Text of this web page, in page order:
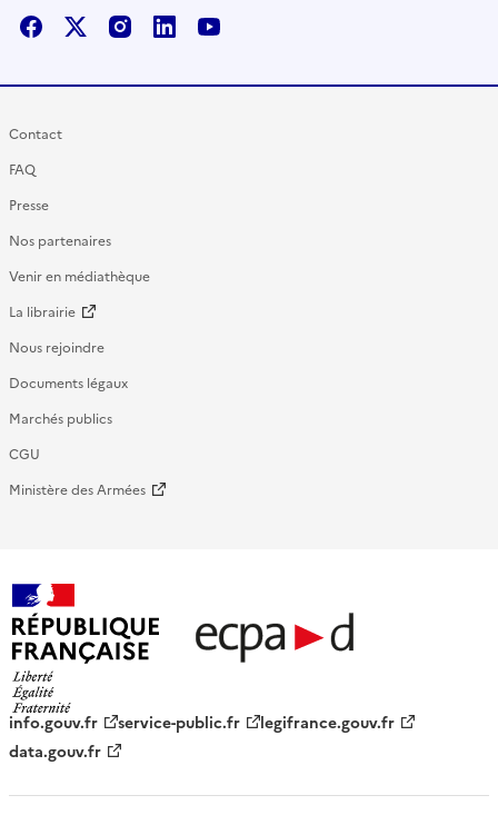
FacebookX / TwitterInstagram
LinkedInYoutube
Contact
FAQ
Presse
Nos partenaires
Venir en médiathèque
La librairie
Nous rejoindre
Documents légaux
Marchés publics
CGU
Ministère des Armées
française - ECPAD
info.gouv.fr service-public.fr
legifrance.gouv.fr
data.gouv.fr